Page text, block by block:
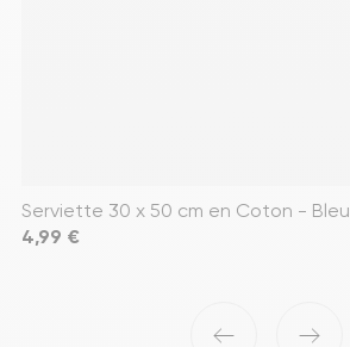
Serviette 30 x 50 cm en Coton - Bleu
Prix
4,99 €
‹ ›